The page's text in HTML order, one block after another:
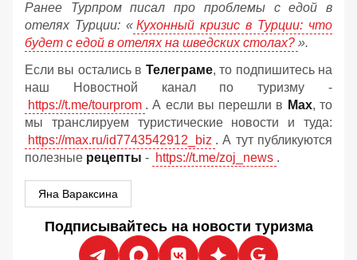
Ранее Турпром писал про проблемы с едой в
отелях Турции: « Кухонный кризис в Турции: что
будет с едой в отелях на шведских столах? ».
Если вы остались в Телеграме, то подпишитесь на
наш Новостной канал по туризму -
https://t.me/tourprom . А если вы перешли в Мах, то
мы транслируем туристические новости и туда:
https://max.ru/id7743542912_biz . А тут публикуются
полезные рецепты - https://t.me/zoj_news .
Яна Вараксина
Подписывайтесь на новости туризма